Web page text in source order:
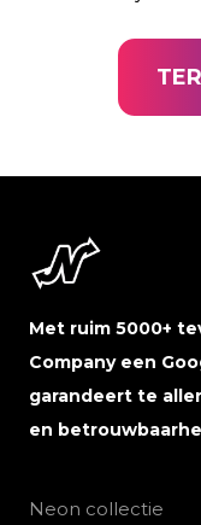
Met ruim 5000+
Company een
garandeert te
en
Neon collectie